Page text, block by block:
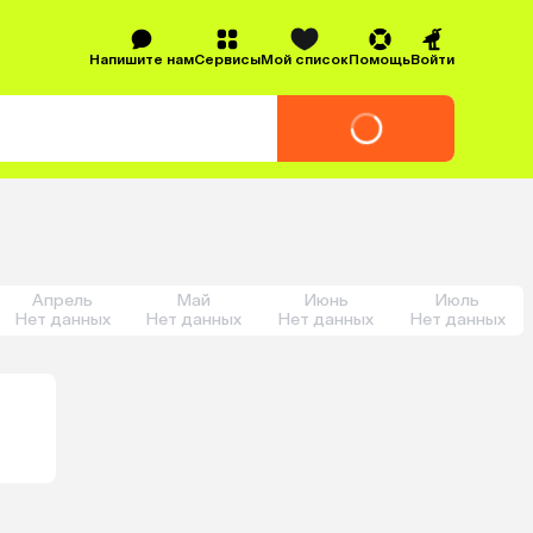
Напишите намСервисыМой списокПомощьВойти
Апрель
Нет данных
Май
Нет данных
Июнь
Нет данных
Июль
Нет данных